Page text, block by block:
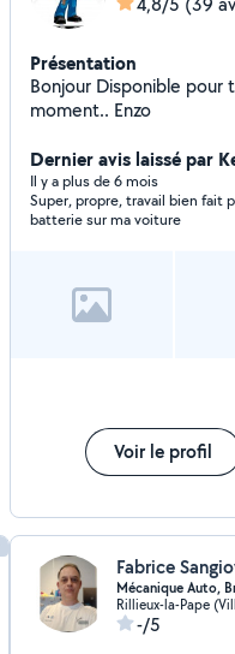
Présentation
Bonjour Disponible pour tout genre de boulot et à tout
moment.. Enzo
Dernier avis laissé par
Il y a plus de 6 mois
Super, propre, travail bien fait
batterie sur ma voiture
Voir le profil
Mécanique Auto,
Rillieux-la-Pape
-/5